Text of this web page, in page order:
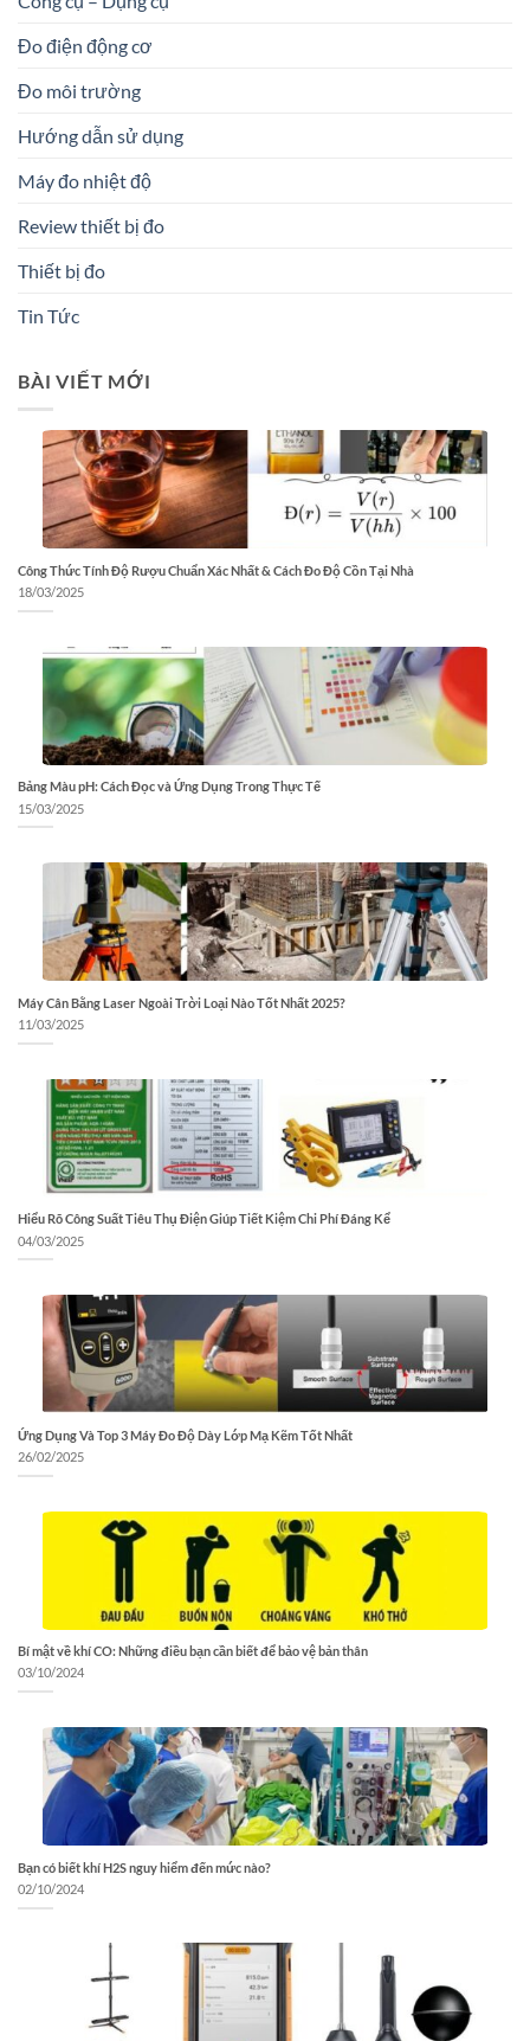
Đo điện động cơ
Đo môi trường
Hướng dẫn sử dụng
Máy đo nhiệt độ
Review thiết bị đo
Thiết bị đo
Tin Tức
BÀI VIẾT MỚI
Công Thức Tính Độ Rượu Chuẩn Xác Nhất & Cách Đo Độ Cồn Tại Nhà
18/03/2025
Bảng Màu pH: Cách Đọc và Ứng Dụng Trong Thực Tế
15/03/2025
Máy Cân Bằng Laser Ngoài Trời Loại Nào Tốt Nhất 2025?
11/03/2025
Hiểu Rõ Công Suất Tiêu Thụ Điện Giúp Tiết Kiệm Chi Phí Đáng Kể
04/03/2025
Ứng Dụng Và Top 3 Máy Đo Độ Dày Lớp Mạ Kẽm Tốt Nhất
26/02/2025
Bí mật về khí CO: Những điều bạn cần biết để bảo vệ bản thân
03/10/2024
Bạn có biết khí H2S nguy hiểm đến mức nào?
02/10/2024